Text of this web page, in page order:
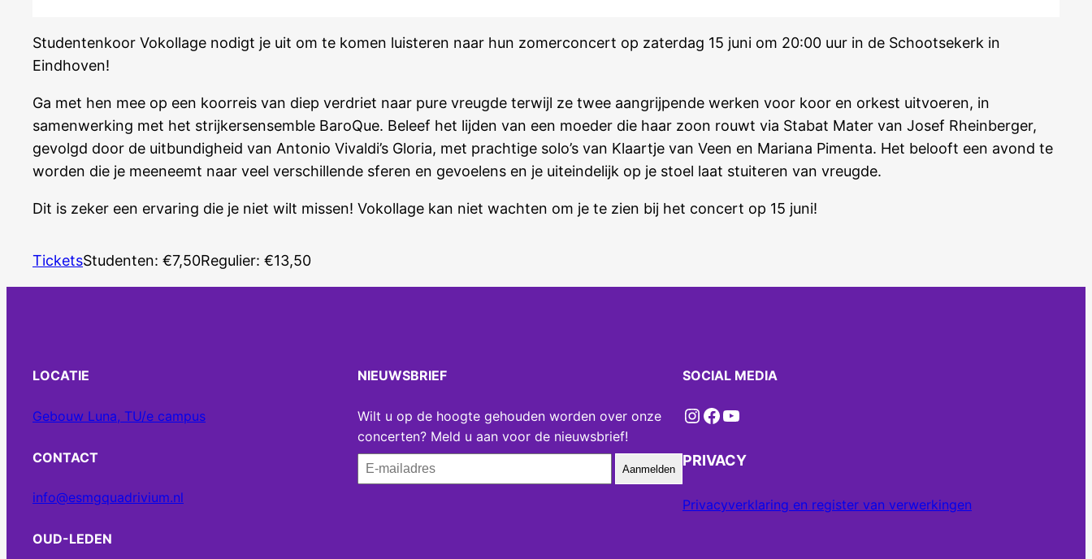
Studentenkoor Vokollage nodigt je uit om te komen luisteren naar hun zomerconcert op zaterdag 15 juni om 20:00 uur in de Schootsekerk in
Eindhoven!
Ga met hen mee op een koorreis van diep verdriet naar pure vreugde terwijl ze twee aangrijpende werken voor koor en orkest uitvoeren, in
samenwerking met het strijkersensemble BaroQue. Beleef het lijden van een moeder die haar zoon rouwt via Stabat Mater van Josef Rheinberger,
gevolgd door de uitbundigheid van Antonio Vivaldi’s Gloria, met prachtige solo’s van Klaartje van Veen en Mariana Pimenta. Het belooft een avond te
worden die je meeneemt naar veel verschillende sferen en gevoelens en je uiteindelijk op je stoel laat stuiteren van vreugde.
Dit is zeker een ervaring die je niet wilt missen! Vokollage kan niet wachten om je te zien bij het concert op 15 juni!
TicketsStudenten: €7,50Regulier: €13,50
LOCATIE
Gebouw Luna, TU/e campus
CONTACT
info@esmgquadrivium.nl
OUD-LEDEN
NIEUWSBRIEF
Wilt u op de hoogte gehouden worden over onze
concerten? Meld u aan voor de nieuwsbrief!
Aanmelden
SOCIAL MEDIA
Instagram Facebook YouTube
PRIVACY
Privacyverklaring en register van verwerkingen